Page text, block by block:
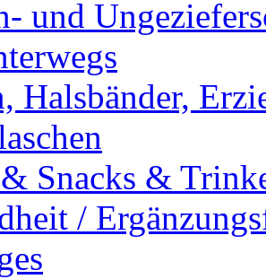
und
Halsbänder,
Snacks &
/